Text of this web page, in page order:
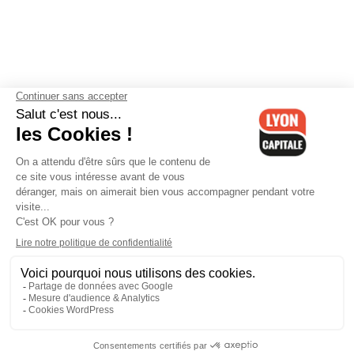
Contactez-nous-Mentions légales-CGV-Politique de
confidentialité-Gestion des cookies